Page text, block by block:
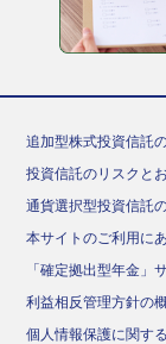
追加型株式投資信託
投資信託のリスクと
通貨選択型投資信託
本サイトのご利用に
「確定拠出型年金」
利益相反管理方針の
個人情報保護に関す